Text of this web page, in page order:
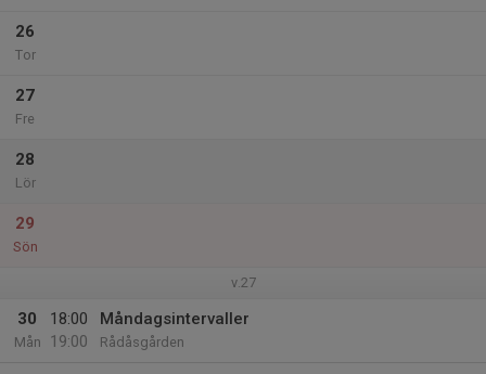
26
Tor
27
Fre
28
Lör
29
Sön
v.27
30
Mån
18:00
19:00
Måndagsintervaller
Rådåsgården